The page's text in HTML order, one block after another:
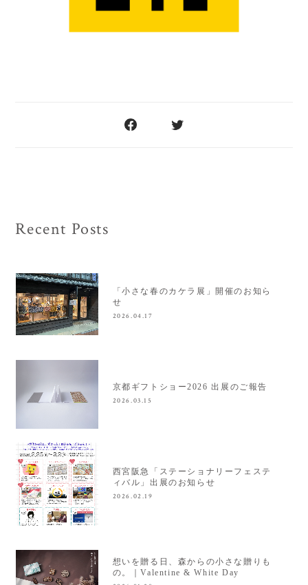
Recent Posts
「小さな春のカケラ展」開催のお知ら
せ
2026.04.17
京都ギフトショー2026 出展のご報告
2026.03.15
西宮阪急「ステーショナリーフェステ
ィバル」出展のお知らせ
2026.02.19
想いを贈る日、森からの小さな贈りも
の。｜Valentine & White Day